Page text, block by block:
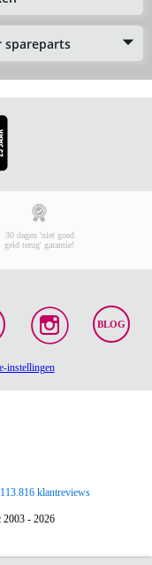
spareparts
30 dagen 'niet goed
geld terug' garantie!
BLOG
instellingen
klantreviews
- 2026